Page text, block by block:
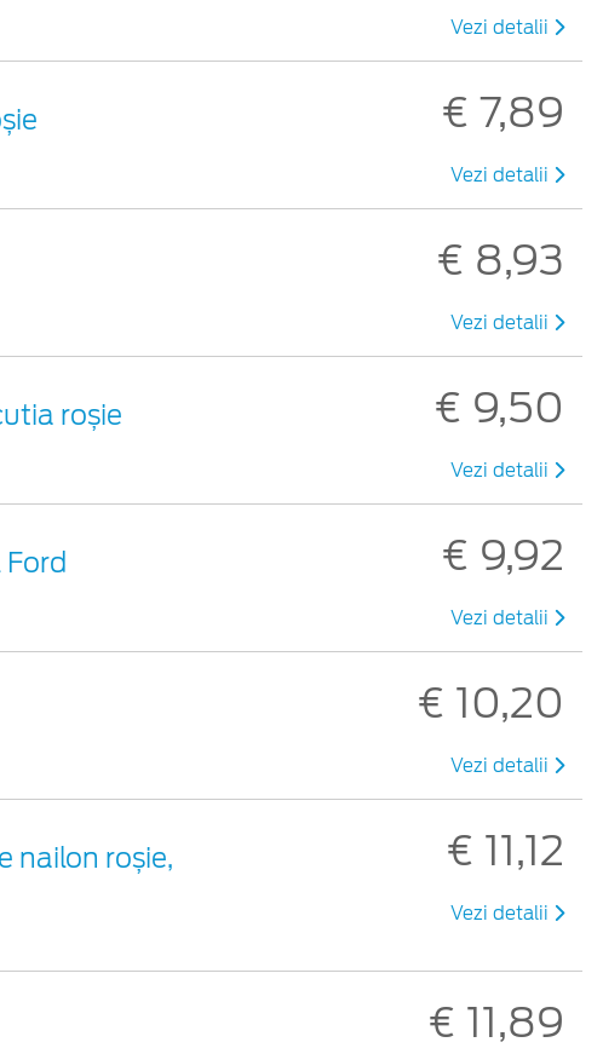
Vezi detalii
€ 7,89
Vezi detalii
€ 8,93
Vezi detalii
roșie € 9,50
Vezi detalii
€ 9,92
Vezi detalii
€ 10,20
Vezi detalii
nailon roșie,
€ 11,12
Vezi detalii
€ 11,89